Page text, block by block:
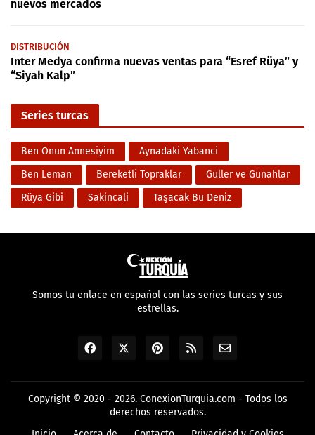
nuevos mercados
DISTRIBUCIÓN
Inter Medya confirma nuevas ventas para “Esref Rüya” y
“Siyah Kalp”
Series turcas
Ben Onun Annesiyim
Aynadaki Yabanci
Ben Leman
Bereketli Topraklar
Güller ve Günahlar
Rüya Gibi
Sakincali Taşacak Bu Deniz
Somos tu enlace en español con las series turcas y sus
estrellas.
Copyright © 2020 - 2026. ConexionTurquia.com - Todos los
derechos reservados.